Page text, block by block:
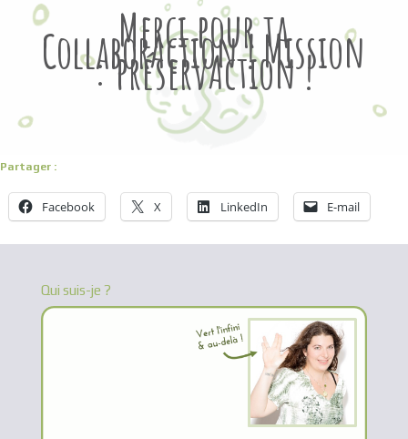
Merci pour ta
CollaborAction ! Mission
: préservAction !
Partager :
Facebook X LinkedIn E-mail
Qui suis-je ?